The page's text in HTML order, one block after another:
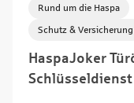
HaspaJoker
Rund um die Haspa
Schutz & Versicherung